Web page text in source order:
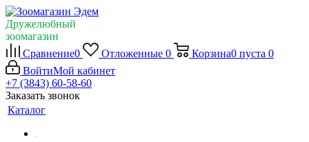
Дружелюбный
зоомагазин
Сравнение0 Отложенные 0 Корзина0 пуста 0
ВойтиМой кабинет
+7 (3843) 60-58-60
Заказать звонок
Каталог